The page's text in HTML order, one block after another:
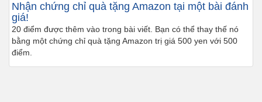
Nhận chứng chỉ quà tặng Amazon tại một bài đánh
giá!
20 điểm được thêm vào trong bài viết. Bạn có thể thay thế nó
bằng một chứng chỉ quà tặng Amazon trị giá 500 yen với 500
điểm.